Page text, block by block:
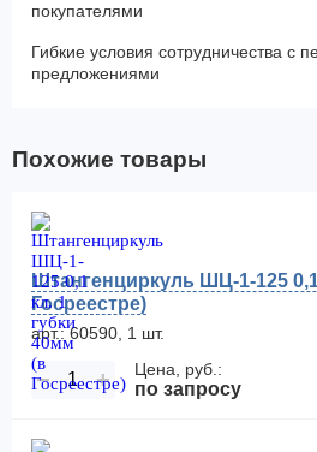
покупателями
Гибкие условия сотрудничества с
предложениями
Похожие товары
Штангенциркуль ШЦ-1-125
Госреестре)
арт.: 60590, 1 шт.
− + Цена, руб.:
по запросу